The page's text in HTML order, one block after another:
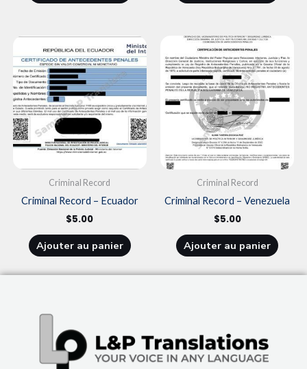
Criminal Record
Criminal Record – Ecuador
$5.00
Ajouter au panier
Criminal Record
Criminal Record – Venezuela
$5.00
Ajouter au panier